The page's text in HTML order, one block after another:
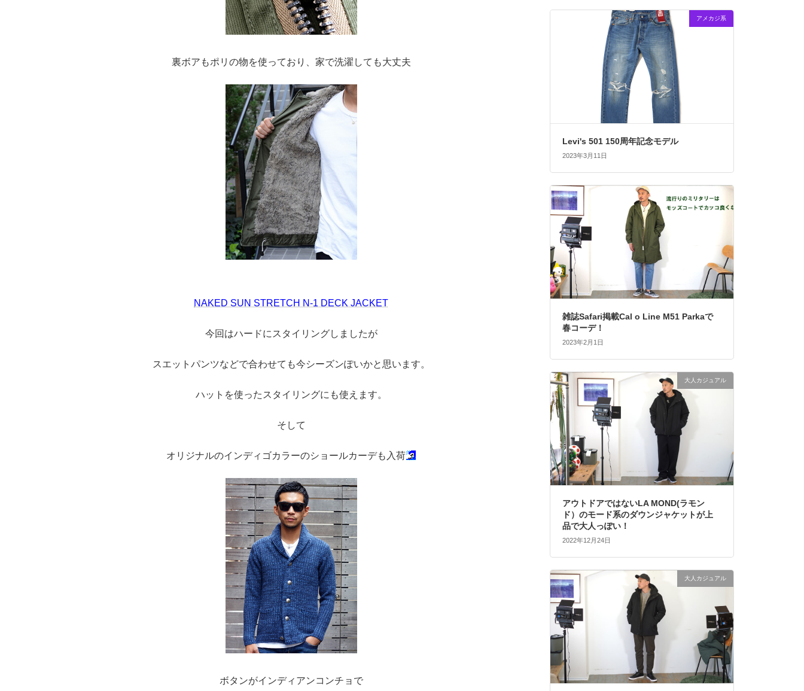
裏ボアもポリの物を使っており、家で洗濯しても大丈夫
NAKED SUN STRETCH N-1 DECK JACKET
今回はハードにスタイリングしましたが
スエットパンツなどで合わせても今シーズンぽいかと思います。
ハットを使ったスタイリングにも使えます。
そして
オリジナルのインディゴカラーのショールカーデも入荷
ボタンがインディアンコンチョで
アメカジ系
Levi's 501 150周年記念モデル
2023年3月11日
雑誌Safari掲載Cal o Line M51 Parkaで
春コーデ！
2023年2月1日
大人カジュアル
アウトドアではないLA MOND(ラモン
ド）のモード系のダウンジャケットが上
品で大人っぽい！
2022年12月24日
大人カジュアル